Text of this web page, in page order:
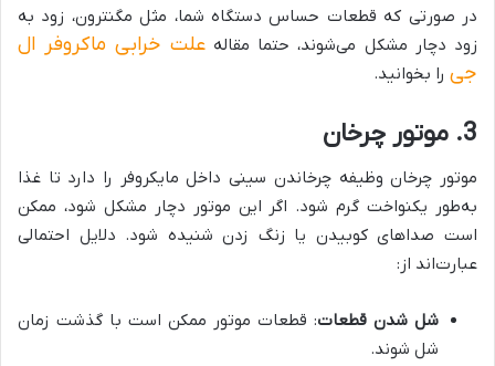
در صورتی که قطعات حساس دستگاه شما، مثل مگنترون، زود به
زود دچار مشکل می‌شوند، حتما مقالهعلت خرابی ماکروفر ال
جی را بخوانید.
3. موتور چرخان
موتور چرخان وظیفه چرخاندن سینی داخل مایکروفر را دارد تا غذا
به‌طور یکنواخت گرم شود. اگر این موتور دچار مشکل شود، ممکن
است صداهای کوبیدن یا زنگ زدن شنیده شود. دلایل احتمالی
عبارت‌اند از:
شل شدن قطعات: قطعات موتور ممکن است با گذشت زمان
شل شوند.